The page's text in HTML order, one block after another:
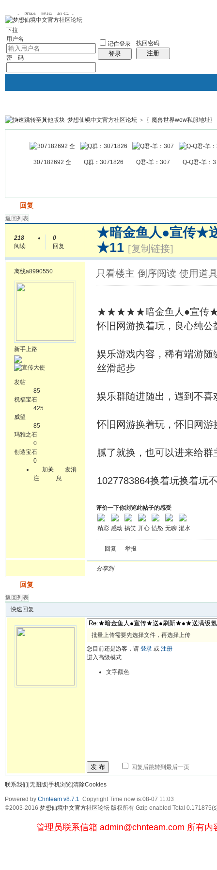
图酷 群组 银行
下拉
用户名
密 码
记住登录
登录
找回密码
注册
银行 群组聚合 我的空间
帖子
梦想仙境中文官方社区论坛 > 〖魔兽世界wow私服地址〗
307182692 全 Q群：3071826 Q君-羊：307 Q-Q君-羊：3
回复
返回列表
218
阅读
0
回复
★暗金鱼人●宣传★
★11 [复制链接]
离线a8990550
新手上路
发帖
85
祝福宝石
425
威望
85
玛雅之石
0
创造宝石
0
加关
注
发消
息
只看楼主 倒序阅读 使用道
★★★★★暗金鱼人●宣传
怀旧网游换着玩，良心纯
娱乐游戏内容，稀有端游
丝滑起步
娱乐群随进随出，遇到不
怀旧网游换着玩，怀旧网
腻了就换，也可以进来给
1027783864换着玩换着玩
评价一下你浏览此帖子的感受
精彩 感动 搞笑 开心 愤怒 无聊 灌水
回复 举报
分享到
回复
返回列表
快速回复
批量上传需要先选择文件，再选择上传
您目前还是游客，请 登录 或 注册
进入高级模式
文字颜色
发 布 回复后跳转到最后一页
联系我们 无图版 手机浏览 清除Cookies
Powered by Chnteam v8.7.1 Copyright Time now is:08-07 11:03
©2003-2016 梦想仙境中文官方社区论坛 版权所有 Gzip enabled Total
管理员联系信箱 admin@chnteam.com 所有内